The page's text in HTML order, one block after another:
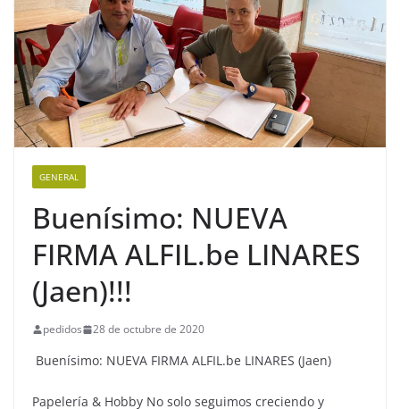
GENERAL
Buenísimo: NUEVA
FIRMA ALFIL.be LINARES
(Jaen)!!!
pedidos 28 de octubre de 2020
Buenísimo: NUEVA FIRMA ALFIL.be LINARES (Jaen)
Papelería & Hobby No solo seguimos creciendo y